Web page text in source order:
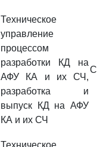
Техническое
управление
процессом
разработки КД на
АФУ КА и их СЧ,
разработка и
выпуск КД на АФУ
КА и их СЧ
Техническое